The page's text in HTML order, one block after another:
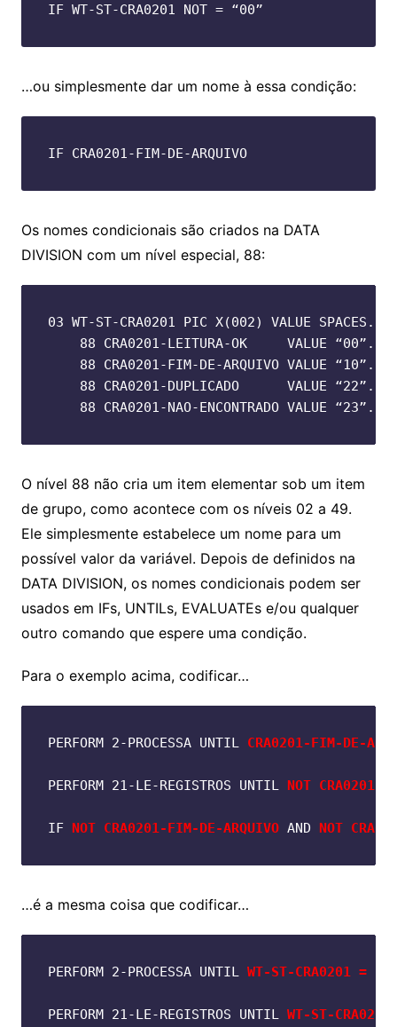
IF WT-ST-CRA0201 NOT = “00”
…ou simplesmente dar um nome à essa condição:
IF CRA0201-FIM-DE-ARQUIVO
Os nomes condicionais são criados na DATA
DIVISION com um nível especial, 88:
03 WT-ST-CRA0201 PIC X(002) VALUE SPACES.
88 CRA0201-LEITURA-OK     VALUE “00”.
88 CRA0201-FIM-DE-ARQUIVO VALUE “10”.
88 CRA0201-DUPLICADO      VALUE “22”.
88 CRA0201-NAO-ENCONTRADO VALUE “23”.
O nível 88 não cria um item elementar sob um item
de grupo, como acontece com os níveis 02 a 49.
Ele simplesmente estabelece um nome para um
possível valor da variável. Depois de definidos na
DATA DIVISION, os nomes condicionais podem ser
usados em IFs, UNTILs, EVALUATEs e/ou qualquer
outro comando que espere uma condição.
Para o exemplo acima, codificar…
PERFORM 2-PROCESSA UNTIL CRA0201-FIM-DE-
PERFORM 21-LE-REGISTROS UNTIL
IF NOT CRA0201-FIM-DE-ARQUIVO AND NOT
…é a mesma coisa que codificar…
PERFORM 2-PROCESSA UNTIL WT-ST-CRA0201 =
PERFORM 21-LE-REGISTROS UNTIL WT-ST-